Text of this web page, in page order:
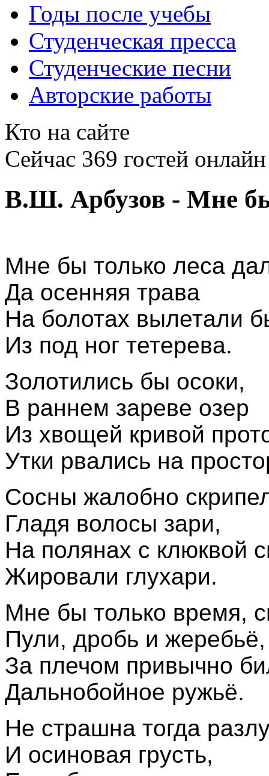
Годы после учебы
Студенческая пресса
Студенческие песни
Авторские работы
Кто на сайте
Сейчас 369 гостей онлайн
В.Ш. Арбузов - Мне
Мне бы только леса
Да осенняя трава
На болотах вылетали
Из под ног тетерева.
Золотились бы осоки,
В раннем зареве озер
Из хвощей кривой
Утки рвались на
Сосны жалобно
Гладя волосы зари,
На полянах с клюквой
Жировали глухари.
Мне бы только время,
Пули, дробь и жеребьё,
За плечом привычно
Дальнобойное ружьё.
Не страшна тогда
И осиновая грусть,